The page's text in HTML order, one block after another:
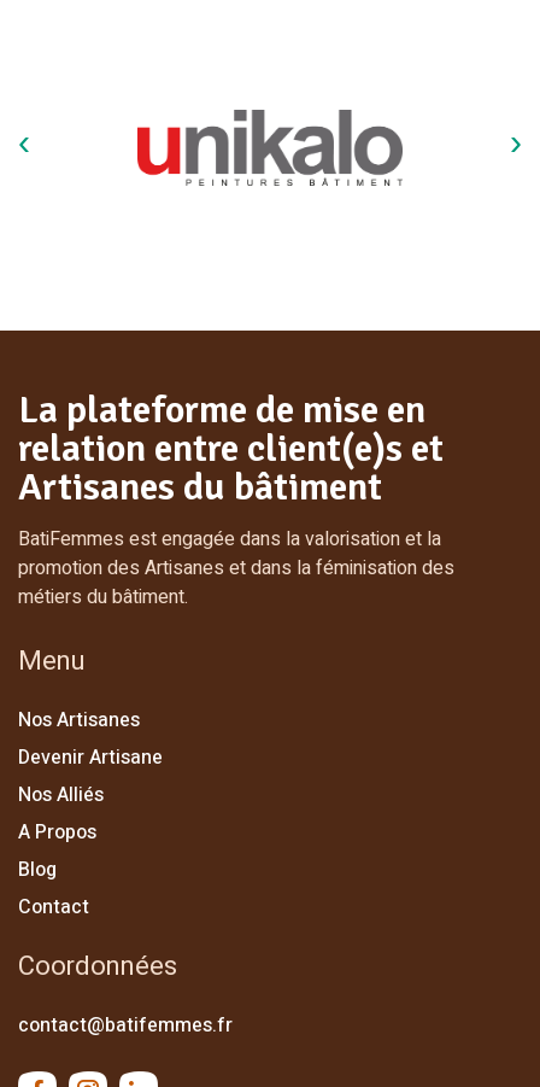
La plateforme de mise en
relation entre client(e)s et
Artisanes du bâtiment
BatiFemmes est engagée dans la valorisation et la
promotion des Artisanes et dans la féminisation des
métiers du bâtiment.
Menu
Nos Artisanes
Devenir Artisane
Nos Alliés
A Propos
Blog
Contact
Coordonnées
contact@batifemmes.fr